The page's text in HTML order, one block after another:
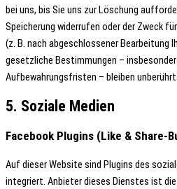
bei uns, bis Sie uns zur Löschung
Speicherung widerrufen oder der Zweck
(z. B. nach abgeschlossener Bearbeitung
gesetzliche Bestimmungen –
Aufbewahrungsfristen – bleiben unberührt.
5. Soziale Medien
Facebook Plugins (Like & Share-
Auf dieser Website sind Plugins des
integriert. Anbieter dieses Dienstes ist